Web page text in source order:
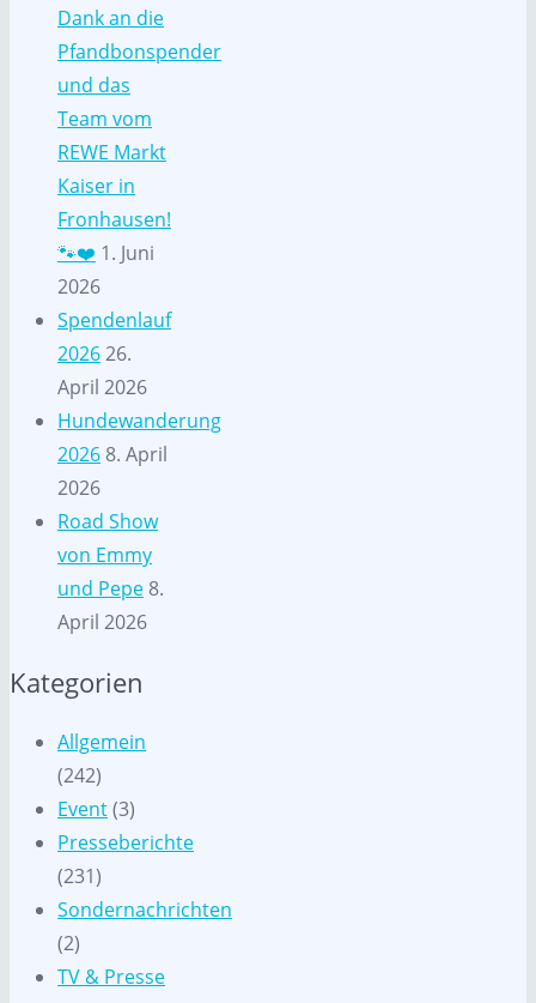
Dank an die
Pfandbonspender
und das
Team vom
REWE Markt
Kaiser in
Fronhausen!
🐾❤️ 1. Juni
2026
Spendenlauf
202626.
April 2026
Hundewanderung
2026 8. April
2026
Road Show
von Emmy
und Pepe 8.
April 2026
Kategorien
Allgemein
(242)
Event(3)
Presseberichte
(231)
Sondernachrichten
(2)
TV & Presse